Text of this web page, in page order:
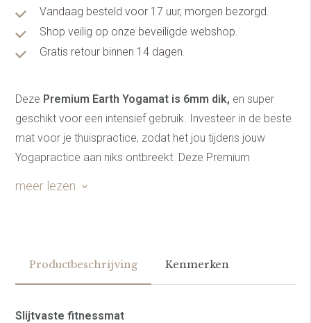
Vandaag besteld voor 17 uur, morgen bezorgd.
Shop veilig op onze beveiligde webshop.
Gratis retour binnen 14 dagen.
Deze Premium Earth Yogamat is 6mm dik, en super
geschikt voor een intensief gebruik. Investeer in de beste
mat voor je thuispractice, zodat het jou tijdens jouw
Yogapractice aan niks ontbreekt. Deze Premium
meer lezen
Productbeschrijving Kenmerken
Slijtvaste fitnessmat